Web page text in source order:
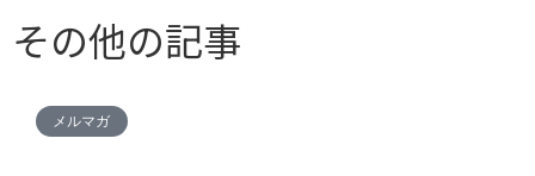
その他の記事
メルマガ